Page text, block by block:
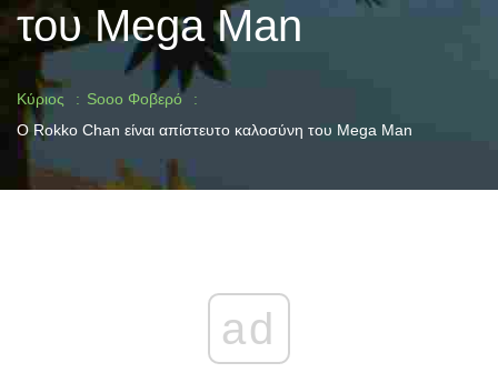
του Mega Man
Κύριος
Sooo Φοβερό
Ο Rokko Chan είναι απίστευτο καλοσύνη του Mega Man
ad